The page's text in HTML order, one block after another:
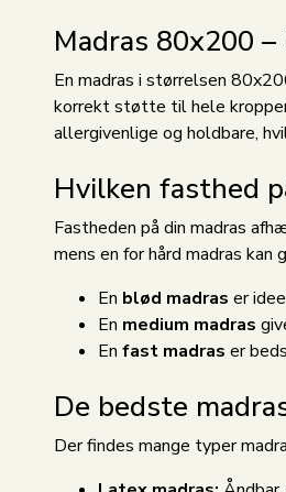
Madras 80x200
En madras i størrelsen
korrekt støtte til hele
allergivenlige og holdbare,
Hvilken fasthed
Fastheden på din madras
mens en for hård madras
En blød madras er
En medium madras
En fast madras er
De bedste
Der findes mange typer